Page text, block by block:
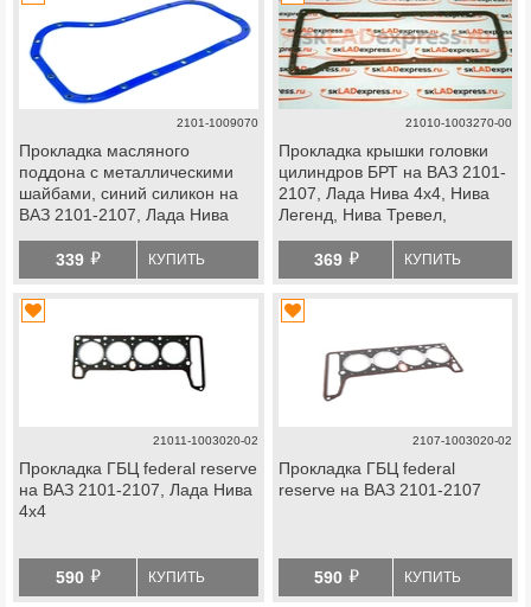
2101-1009070
Прокладка масляного
поддона с металлическими
шайбами, синий силикон на
ВАЗ 2101-2107, Лада Нива
Тревел, Шевроле Нива
339 й КУПИТЬ
21010-1003270-00
Прокладка крышки головки
цилиндров БРТ на ВАЗ 2101-
2107, Лада Нива 4х4, Нива
Легенд, Нива Тревел,
369 й КУПИТЬ
21011-1003020-02
Прокладка ГБЦ federal reserve
на ВАЗ 2101-2107, Лада Нива
4х4
590 й КУПИТЬ
2107-1003020-02
Прокладка ГБЦ federal
reserve на ВАЗ 2101-2107
590 й КУПИТЬ